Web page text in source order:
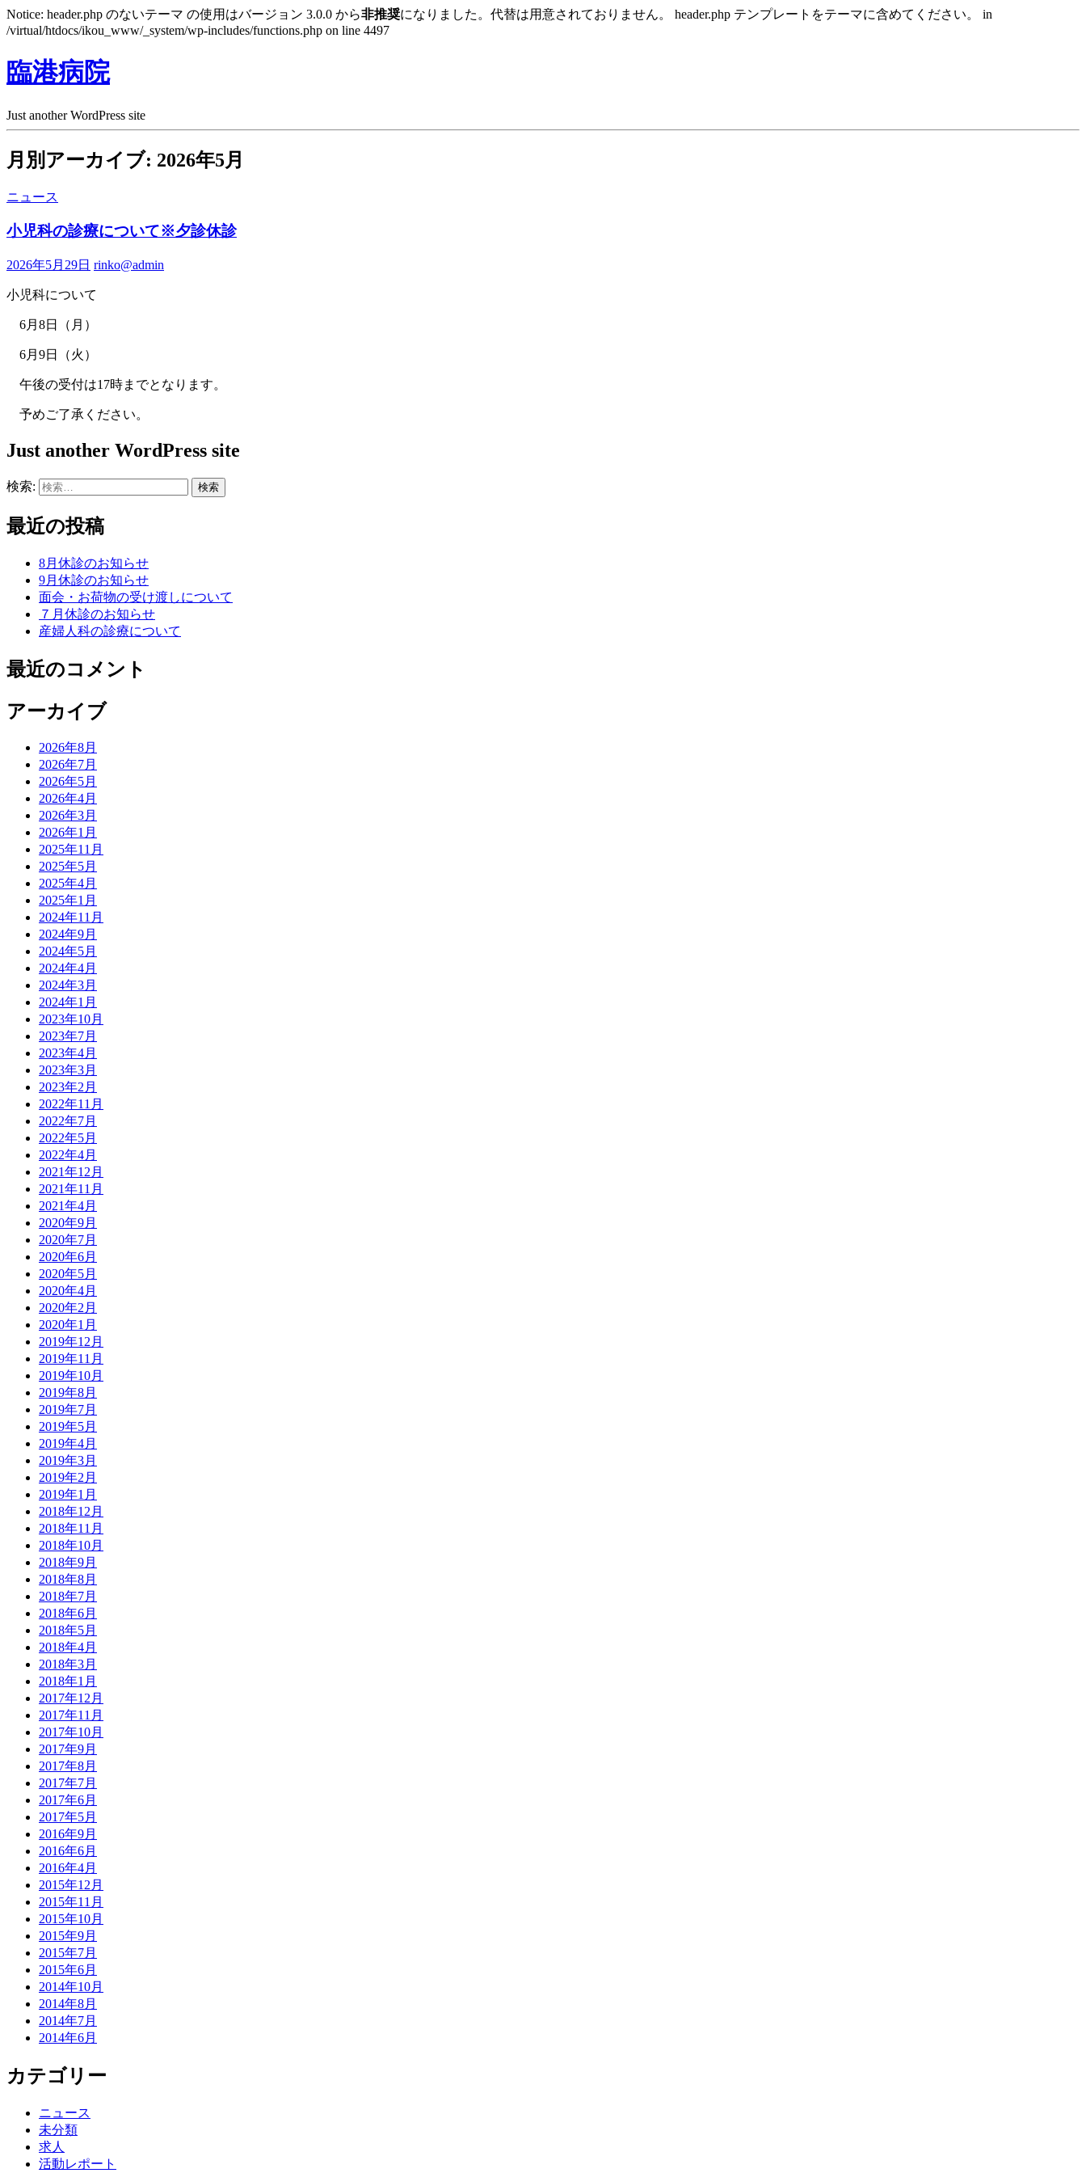
Notice: header.php のないテーマ の使用はバージョン 3.0.0 から非推奨になりました。代替は用意されておりません。 header.php テンプレートをテーマに含めてください。 in
/virtual/htdocs/ikou_www/_system/wp-includes/functions.php on line 4497
臨港病院
Just another WordPress site
月別アーカイブ: 2026年5月
ニュース
小児科の診療について※夕診休診
2026年5月29日 rinko@admin
小児科について
6月8日（月）
6月9日（火）
午後の受付は17時までとなります。
予めご了承ください。
Just another WordPress site
検索:
最近の投稿
8月休診のお知らせ
9月休診のお知らせ
面会・お荷物の受け渡しについて
７月休診のお知らせ
産婦人科の診療について
最近のコメント
アーカイブ
2026年8月
2026年7月
2026年5月
2026年4月
2026年3月
2026年1月
2025年11月
2025年5月
2025年4月
2025年1月
2024年11月
2024年9月
2024年5月
2024年4月
2024年3月
2024年1月
2023年10月
2023年7月
2023年4月
2023年3月
2023年2月
2022年11月
2022年7月
2022年5月
2022年4月
2021年12月
2021年11月
2021年4月
2020年9月
2020年7月
2020年6月
2020年5月
2020年4月
2020年2月
2020年1月
2019年12月
2019年11月
2019年10月
2019年8月
2019年7月
2019年5月
2019年4月
2019年3月
2019年2月
2019年1月
2018年12月
2018年11月
2018年10月
2018年9月
2018年8月
2018年7月
2018年6月
2018年5月
2018年4月
2018年3月
2018年1月
2017年12月
2017年11月
2017年10月
2017年9月
2017年8月
2017年7月
2017年6月
2017年5月
2016年9月
2016年6月
2016年4月
2015年12月
2015年11月
2015年10月
2015年9月
2015年7月
2015年6月
2014年10月
2014年8月
2014年7月
2014年6月
カテゴリー
ニュース
未分類
求人
活動レポート